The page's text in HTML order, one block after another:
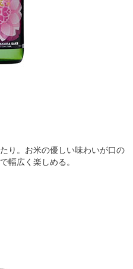
り。お米の優しい味わいが口の
幅広く楽しめる。